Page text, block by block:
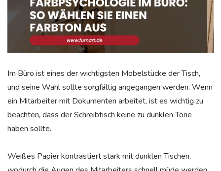
Im Büro ist eines der wichtigsten Möbelstücke der Tisch,
und seine Wahl sollte sorgfältig angegangen werden. Wenn
ein Mitarbeiter mit Dokumenten arbeitet, ist es wichtig zu
beachten, dass der Schreibtisch keine zu dunklen Töne
haben sollte.
Weißes Papier kontrastiert stark mit dunklen Tischen,